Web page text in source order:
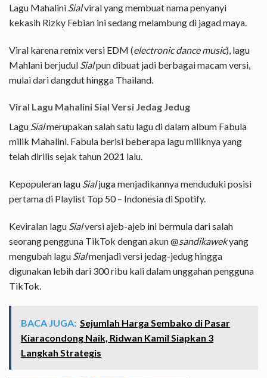
Lagu Mahalini Sialviral yang membuat nama penyanyi
kekasih Rizky Febian ini sedang melambung di jagad maya.
Viral karena remix versi EDM (electronic dance music), lagu
Mahlani berjudul Sialpun dibuat jadi berbagai macam versi,
mulai dari dangdut hingga Thailand.
Viral Lagu Mahalini Sial Versi Jedag Jedug
Lagu Sialmerupakan salah satu lagu di dalam album Fabula
milik Mahalini. Fabula berisi beberapa lagu miliknya yang
telah dirilis sejak tahun 2021 lalu.
Kepopuleran lagu Sialjuga menjadikannya menduduki posisi
pertama di Playlist Top 50 – Indonesia di Spotify.
Keviralan lagu Sialversi ajeb-ajeb ini bermula dari salah
seorang pengguna TikTok dengan akun @sandikawekyang
mengubah lagu Sialmenjadi versi jedag-jedug hingga
digunakan lebih dari 300 ribu kali dalam unggahan pengguna
TikTok.
BACA JUGA: Sejumlah Harga Sembako di Pasar
Kiaracondong Naik, Ridwan Kamil Siapkan 3
Langkah Strategis